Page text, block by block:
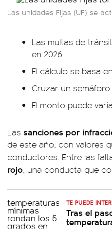
Las unidades Fijas (UF) se
Las multas de
en 2026
El cálculo se basa
Cruzar un
El monto puede
Las sanciones por
de este año, con valores
conductores. Entre las
rojo, una conducta que
TE PUEDE
Tras el